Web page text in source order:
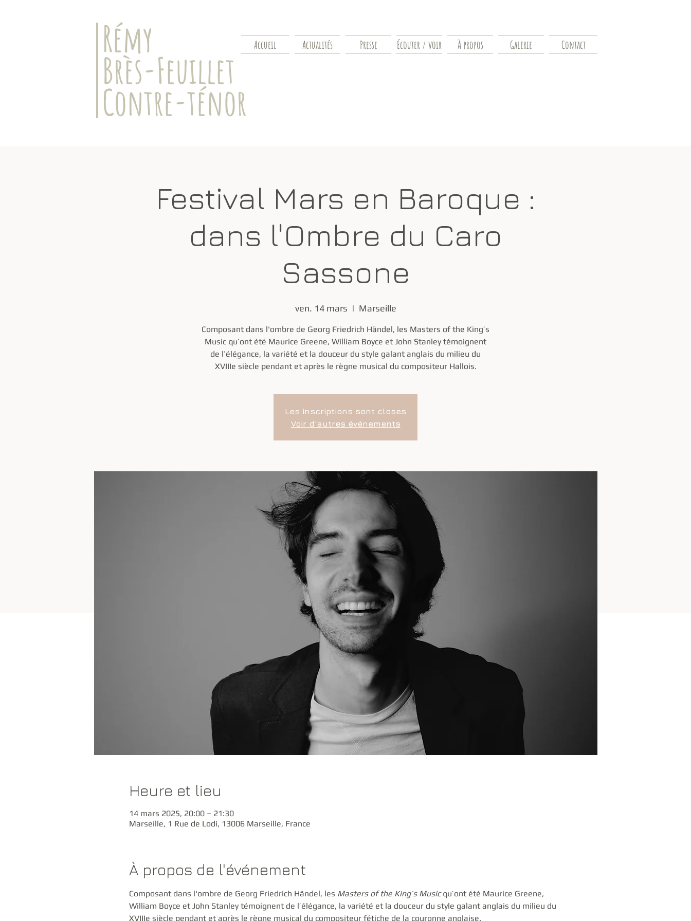
​Rémy
Brès-Feuillet
Contre-ténor
Accueil Actualités Presse Écouter / voir À propos Galerie Contact
Festival Mars en Baroque :
dans l'Ombre du Caro
Sassone
ven. 14 mars
  |
Marseille
Composant dans l'ombre de Georg Friedrich Händel, les Masters of the King’s
Music qu’ont été Maurice Greene, William Boyce et John Stanley témoignent
de l’élégance, la variété et la douceur du style galant anglais du milieu du
XVIIIe siècle pendant et après le règne musical du compositeur Hallois.
Les inscriptions sont closes
Voir d'autres événements
Heure et lieu
14 mars 2025, 20:00 – 21:30
Marseille, 1 Rue de Lodi, 13006 Marseille, France
À propos de l'événement
Composant dans l'ombre de Georg Friedrich Händel, les Masters of the King’s Music qu’ont été Maurice Greene,
William Boyce et John Stanley témoignent de l’élégance, la variété et la douceur du style galant anglais du milieu du
XVIIIe siècle pendant et après le règne musical du compositeur fétiche de la couronne anglaise.